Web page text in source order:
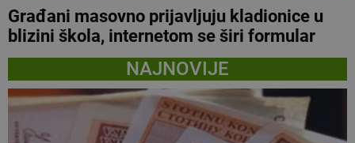
Građani masovno prijavljuju kladionice u
blizini škola, internetom se širi formular
NAJNOVIJE